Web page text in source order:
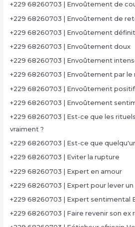
+229 68260703 | Envoûtement de
+229 68260703 | Envoûtement de
+229 68260703 | Envoûtement
+229 68260703 | Envoûtement doux
+229 68260703 | Envoûtement
+229 68260703 | Envoûtement par le
+229 68260703 | Envoûtement positif
+229 68260703 | Envoûtement
+229 68260703 | Est-ce que les
vraiment ?
+229 68260703 | Est-ce que
+229 68260703 | Eviter la rupture
+229 68260703 | Expert en amour
+229 68260703 | Expert pour lever un
+229 68260703 | Expert sentimental
+229 68260703 | Faire revenir son ex